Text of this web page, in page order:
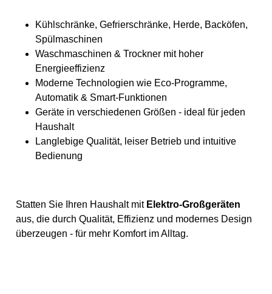
Kühlschränke, Gefrierschränke, Herde, Backöfen,
Spülmaschinen
Waschmaschinen & Trockner mit hoher
Energieeffizienz
Moderne Technologien wie Eco-Programme,
Automatik & Smart-Funktionen
Geräte in verschiedenen Größen - ideal für jeden
Haushalt
Langlebige Qualität, leiser Betrieb und intuitive
Bedienung
Statten Sie Ihren Haushalt mit Elektro-Großgeräten
aus, die durch Qualität, Effizienz und modernes Design
überzeugen - für mehr Komfort im Alltag.